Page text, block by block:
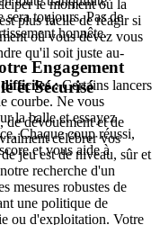
le moment où la
plus facile de réagir si
où vous devez vous
qu'il soit juste au-
difficiles :Certains lancers
courbe. Ne vous
la balle et essayez
Chaque coup réussi,
et vous aide à
toujours. Pas de
honnête.
Engagement
et Sécurisé
de dévouement et de
célébrer vos
jeu est de niveau, sûr et
recherche d'un
mesures robustes de
une politique de
ou d'exploitation. Votre